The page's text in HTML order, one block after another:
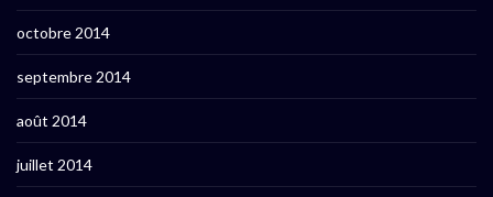
octobre 2014
septembre 2014
août 2014
juillet 2014